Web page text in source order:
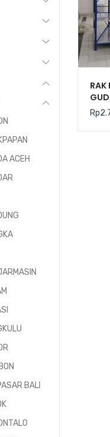
RAK
TIPE
200
Rp
ACEH
BALI